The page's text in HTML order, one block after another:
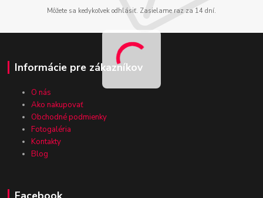
Môžete sa kedykoľvek odhlásiť. Zasielame raz za 14 dní.
Informácie pre zákazníkov
O nás
Ako nakupovať
Obchodné podmienky
Fotogaléria
Kontakty
Blog